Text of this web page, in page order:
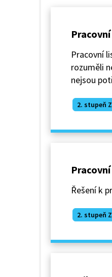
Pracovní
rozuměli
nejsou
2. stupeň
Řešení k
2. stupeň